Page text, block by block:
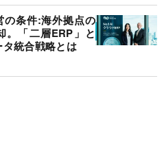
の条件:海外拠点の
。「二層ERP」と
統合戦略とは